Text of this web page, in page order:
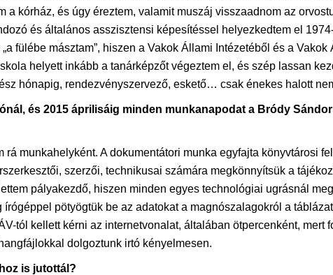
a kórház, és úgy éreztem, valamit muszáj visszaadnom az
és általános asszisztensi képesítéssel helyezkedtem el
fülébe másztam”, hiszen a Vakok Állami Intézetéből és a
helyett inkább a tanárképzőt végeztem el, és szép lassan
hónapig, rendezvényszervező, eskető… csak énekes halott
és 2015 áprilisáig minden munkanapodat a Bródy
munkahelyként. A dokumentátori munka egyfajta könyvtárosi
szerzői, technikusai számára megkönnyítsük a
pályakezdő, hiszen minden egyes technológiai ugrásnál
pötyögtük be az adatokat a magnószalagokról a
tól kellett kérni az internetvonalat, általában ötpercenként, mert
dolgoztunk irtó kényelmesen.
is jutottál?